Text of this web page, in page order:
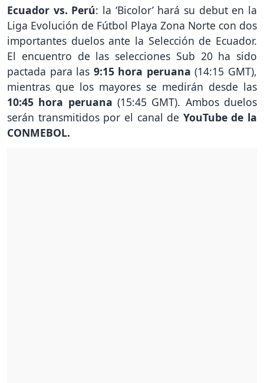
Ecuador vs. Perú: la ‘Bicolor’ hará su debut en la
Liga Evolución de Fútbol Playa Zona Norte con dos
importantes duelos ante la Selección de Ecuador.
El encuentro de las selecciones Sub 20 ha sido
pactada para las 9:15 hora peruana (14:15 GMT),
mientras que los mayores se medirán desde las
10:45 hora peruana (15:45 GMT). Ambos duelos
serán transmitidos por el canal de YouTube de la
CONMEBOL.